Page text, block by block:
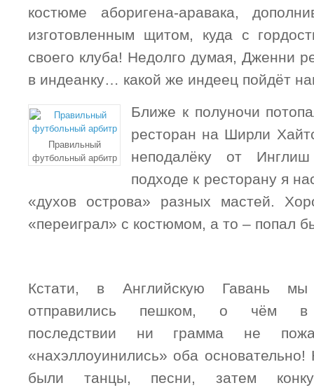
костюме аборигена-аравака,
изготовленным щитом, куда с
своего клуба! Недолго думая, Дженни
в индеанку… какой же индеец пойдёт
Правильный
футбольный арбитр
Ближе к полуночи
ресторан на Ширли
неподалёку от
подходе к ресторану я
«духов острова» разных мастей.
«переиграл» с костюмом, а то – попал
Кстати, в Английскую Гавань мы
отправились пешком, о чём в
последствии ни грамма не
«нахэллоуинились» оба
были танцы, песни, затем